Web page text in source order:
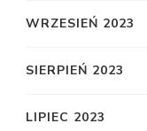
WRZESIEŃ 2023
SIERPIEŃ 2023
LIPIEC 2023